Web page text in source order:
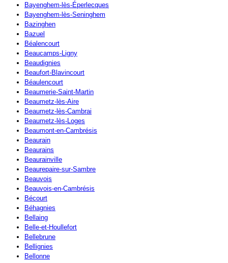
Bayenghem-lès-Éperlecques
Bayenghem-lès-Seninghem
Bazinghen
Bazuel
Béalencourt
Beaucamps-Ligny
Beaudignies
Beaufort-Blavincourt
Béaulencourt
Beaumerie-Saint-Martin
Beaumetz-lès-Aire
Beaumetz-lès-Cambrai
Beaumetz-lès-Loges
Beaumont-en-Cambrésis
Beaurain
Beaurains
Beaurainville
Beaurepaire-sur-Sambre
Beauvois
Beauvois-en-Cambrésis
Bécourt
Béhagnies
Bellaing
Belle-et-Houllefort
Bellebrune
Bellignies
Bellonne